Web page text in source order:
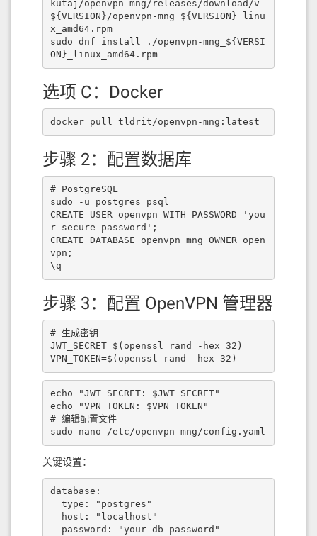
kutaj/openvpn-mng/releases/download/v
${VERSION}/openvpn-mng_${VERSION}_linu
x_amd64.rpm
sudo dnf install ./openvpn-mng_${VERSI
ON}_linux_amd64.rpm
选项 C：Docker
docker pull tldrit/openvpn-mng:latest
步骤 2：配置数据库
# PostgreSQL
sudo -u postgres psql
CREATE USER openvpn WITH PASSWORD 'you
r-secure-password';
CREATE DATABASE openvpn_mng OWNER open
vpn;
\q
步骤 3：配置 OpenVPN 管理器
# 生成密钥
JWT_SECRET=$(openssl rand -hex 32)
VPN_TOKEN=$(openssl rand -hex 32)
echo "JWT_SECRET: $JWT_SECRET"
echo "VPN_TOKEN: $VPN_TOKEN"
# 编辑配置文件
sudo nano /etc/openvpn-mng/config.yaml
关键设置：
database: